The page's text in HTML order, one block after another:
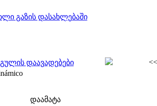
გაზის დასახლებაში
გულის დაავადებები <<
დაამატა